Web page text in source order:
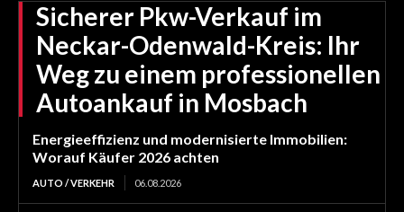
Sicherer Pkw-Verkauf im
Neckar-Odenwald-Kreis: Ihr
Weg zu einem professionellen
Autoankauf in Mosbach
Energieeffizienz und modernisierte Immobilien:
Worauf Käufer 2026 achten
AUTO / VERKEHR 06.08.2026